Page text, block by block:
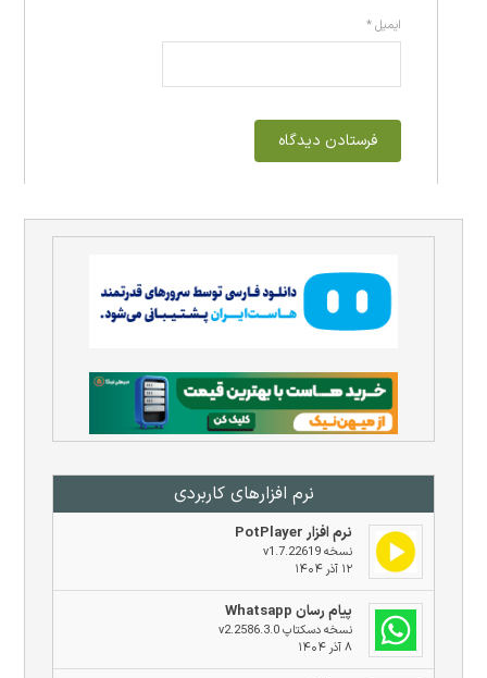
نرم افزار‌های کاربردی
نرم افزار PotPlayer
نسخه v1.7.22619
۱۲ آذر ۱۴۰۴
پیام رسان Whatsapp
نسخه دسکتاپ v2.2586.3.0
۸ آذر ۱۴۰۴
ایمیل*